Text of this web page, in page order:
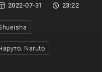
2022-07-31 23:22
Naruto